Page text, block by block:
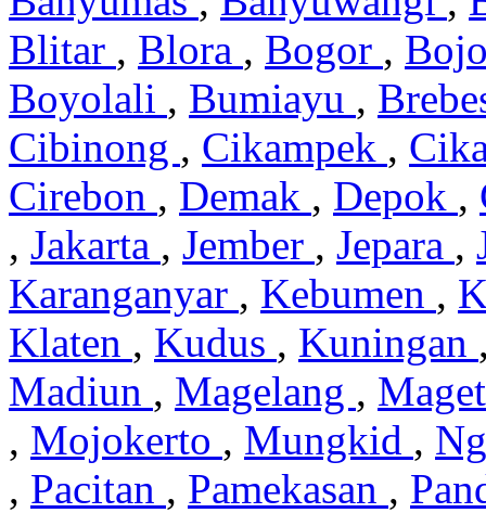
Blitar , Blora , Bogor ,
Boyolali , Bumiayu ,
Cibinong , Cikampek ,
Cirebon , Demak , Depok ,
, Jakarta , Jember , Jepara ,
Karanganyar , Kebumen ,
Klaten , Kudus , Kuningan
Madiun , Magelang ,
, Mojokerto , Mungkid ,
, Pacitan , Pamekasan ,